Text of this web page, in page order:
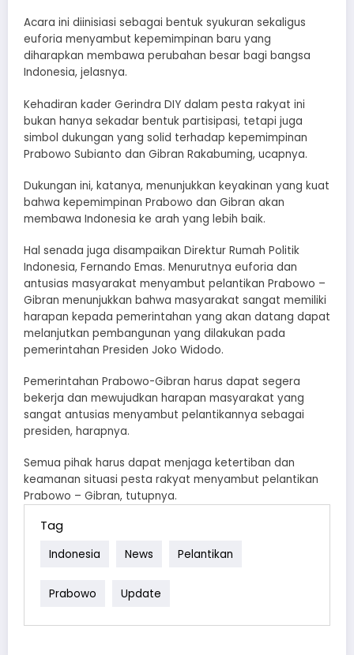
Acara ini diinisiasi sebagai bentuk syukuran sekaligus
euforia menyambut kepemimpinan baru yang
diharapkan membawa perubahan besar bagi bangsa
Indonesia, jelasnya.
Kehadiran kader Gerindra DIY dalam pesta rakyat ini
bukan hanya sekadar bentuk partisipasi, tetapi juga
simbol dukungan yang solid terhadap kepemimpinan
Prabowo Subianto dan Gibran Rakabuming, ucapnya.
Dukungan ini, katanya, menunjukkan keyakinan yang kuat
bahwa kepemimpinan Prabowo dan Gibran akan
membawa Indonesia ke arah yang lebih baik.
Hal senada juga disampaikan Direktur Rumah Politik
Indonesia, Fernando Emas. Menurutnya euforia dan
antusias masyarakat menyambut pelantikan Prabowo –
Gibran menunjukkan bahwa masyarakat sangat memiliki
harapan kepada pemerintahan yang akan datang dapat
melanjutkan pembangunan yang dilakukan pada
pemerintahan Presiden Joko Widodo.
Pemerintahan Prabowo-Gibran harus dapat segera
bekerja dan mewujudkan harapan masyarakat yang
sangat antusias menyambut pelantikannya sebagai
presiden, harapnya.
Semua pihak harus dapat menjaga ketertiban dan
keamanan situasi pesta rakyat menyambut pelantikan
Prabowo – Gibran, tutupnya.
Tag
Indonesia News Pelantikan
Prabowo Update